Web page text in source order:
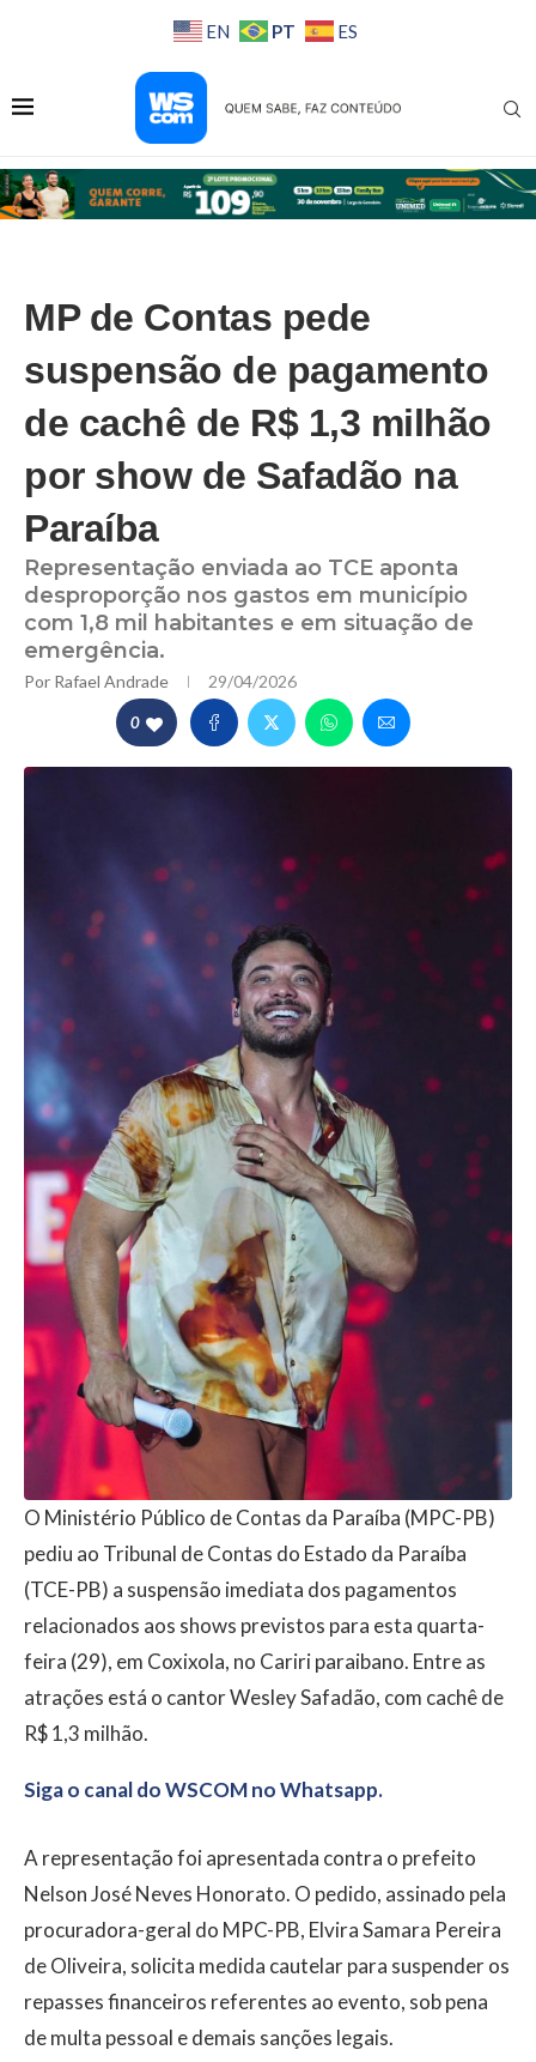
EN PT ES
MP de Contas pede
suspensão de pagamento
de cachê de R$ 1,3 milhão
por show de Safadão na
Paraíba
Representação enviada ao TCE aponta
desproporção nos gastos em município
com 1,8 mil habitantes e em situação de
emergência.
Por Rafael Andrade 29/04/2026
0
O Ministério Público de Contas da Paraíba (MPC-PB)
pediu ao Tribunal de Contas do Estado da Paraíba
(TCE-PB) a suspensão imediata dos pagamentos
relacionados aos shows previstos para esta quarta-
feira (29), em Coxixola, no Cariri paraibano. Entre as
atrações está o cantor Wesley Safadão, com cachê de
R$ 1,3 milhão.
Siga o canal do WSCOM no Whatsapp.
A representação foi apresentada contra o prefeito
Nelson José Neves Honorato. O pedido, assinado pela
procuradora-geral do MPC-PB, Elvira Samara Pereira
de Oliveira, solicita medida cautelar para suspender os
repasses financeiros referentes ao evento, sob pena
de multa pessoal e demais sanções legais.